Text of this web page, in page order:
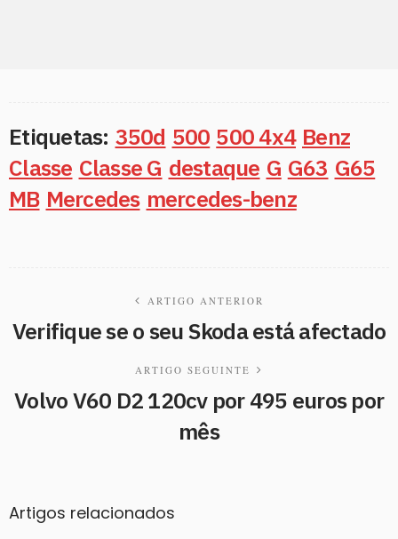
Etiquetas: 350d 500 500 4x4 Benz
Classe Classe G destaque G G63 G65
MB Mercedes mercedes-benz
ARTIGO ANTERIOR
Verifique se o seu Skoda está afectado
ARTIGO SEGUINTE
Volvo V60 D2 120cv por 495 euros por
mês
Artigos relacionados